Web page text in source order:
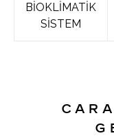
BİOKLİMATİK
SİSTEM